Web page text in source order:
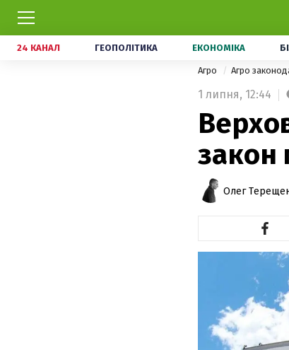
24 КАНАЛ ГЕОПОЛІТИКА ЕКОНОМІКА
Агро Агро
1 липня, 12:44
закон
Олег